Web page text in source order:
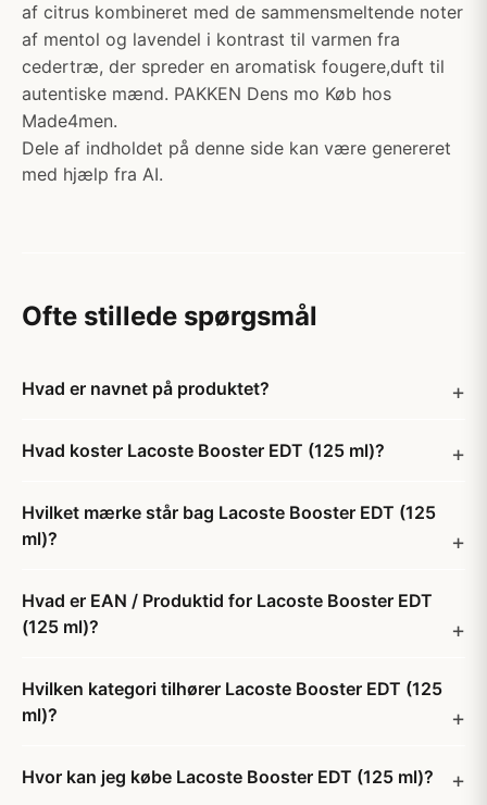
af citrus kombineret med de sammensmeltende noter
af mentol og lavendel i kontrast til varmen fra
cedertræ, der spreder en aromatisk fougere,duft til
autentiske mænd. PAKKEN Dens mo Køb hos
Made4men.
Dele af indholdet på denne side kan være genereret
med hjælp fra AI.
Ofte stillede spørgsmål
Hvad er navnet på produktet?
Hvad koster Lacoste Booster EDT (125 ml)?
Hvilket mærke står bag Lacoste Booster EDT (125
ml)?
Hvad er EAN / Produktid for Lacoste Booster EDT
(125 ml)?
Hvilken kategori tilhører Lacoste Booster EDT (125
ml)?
Hvor kan jeg købe Lacoste Booster EDT (125 ml)?